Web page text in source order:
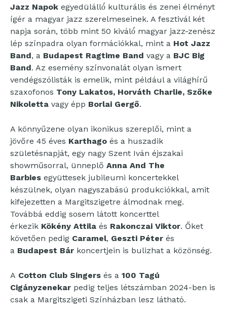
Jazz Napok egyedülálló́ kulturális és zenei élményt
ígér a magyar jazz szerelmeseinek. A fesztivál két
napja során, több mint 50 kiváló́ magyar jazz-zenész
lép színpadra olyan formációkkal, mint a Hot Jazz
Band, a Budapest Ragtime Band vagy a BJC Big
Band. Az esemény színvonalát olyan ismert
vendégszólisták is emelik, mint például a világhírű
szaxofonos Tony Lakatos, Horváth Charlie, Szőke
Nikoletta vagy épp Borlai Gergő.
A könnyűzene olyan ikonikus szereplői, mint a
jövőre 45 éves Karthago és a huszadik
születésnapját, egy nagy Szent Iván éjszakai
showműsorral, ünneplő Anna And The
Barbies együttesek jubileumi koncertekkel
készülnek, olyan nagyszabású produkciókkal, amit
kifejezetten a Margitszigetre álmodnak meg.
Továbbá eddig sosem látott koncerttel
érkezik Kökény Attila és Rakonczai Viktor. Őket
követően pedig Caramel, Geszti Péter és
a Budapest Bár koncertjein is bulizhat a közönség.
A Cotton Club Singers és a 100 Tagú
Cigányzenekar pedig teljes létszámban 2024-ben is
csak a Margitszigeti Színházban lesz látható.